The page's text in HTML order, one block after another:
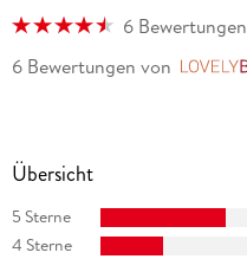
6 Bewertungen
6 Bewertungen von
Übersicht
5 Sterne
4 Sterne